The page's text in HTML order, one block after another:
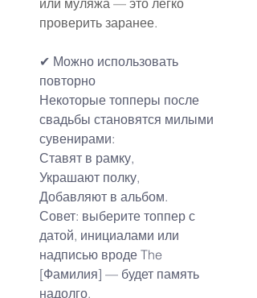
проверить заранее.
✔ Можно использовать
повторно
Некоторые топперы после
свадьбы становятся милыми
сувенирами:
Ставят в рамку,
Украшают полку,
Добавляют в альбом.
Совет: выберите топпер с
датой, инициалами или
надписью вроде The
[Фамилия] — будет память
надолго.